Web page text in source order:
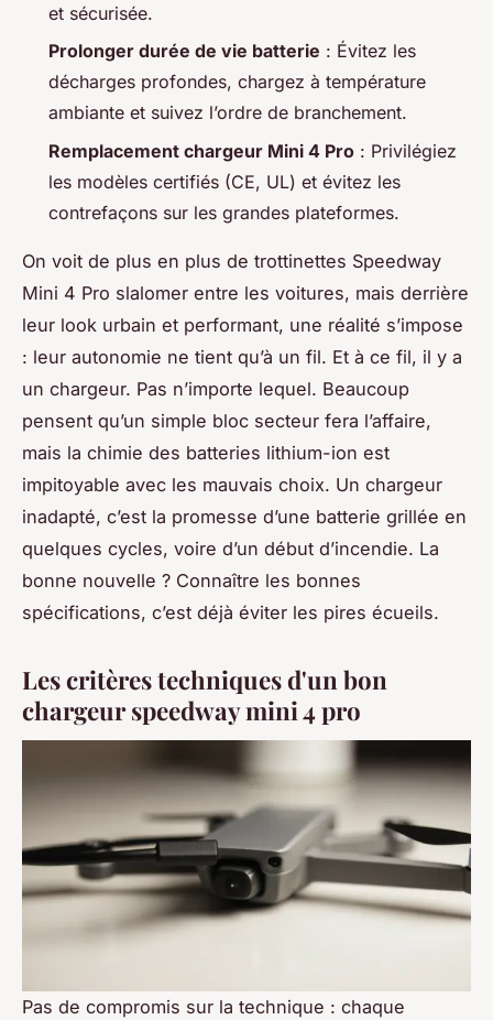
et sécurisée.
Prolonger durée de vie batterie : Évitez les
décharges profondes, chargez à température
ambiante et suivez l’ordre de branchement.
Remplacement chargeur Mini 4 Pro : Privilégiez
les modèles certifiés (CE, UL) et évitez les
contrefaçons sur les grandes plateformes.
On voit de plus en plus de trottinettes Speedway
Mini 4 Pro slalomer entre les voitures, mais derrière
leur look urbain et performant, une réalité s’impose
: leur autonomie ne tient qu’à un fil. Et à ce fil, il y a
un chargeur. Pas n’importe lequel. Beaucoup
pensent qu’un simple bloc secteur fera l’affaire,
mais la chimie des batteries lithium-ion est
impitoyable avec les mauvais choix. Un chargeur
inadapté, c’est la promesse d’une batterie grillée en
quelques cycles, voire d’un début d’incendie. La
bonne nouvelle ? Connaître les bonnes
spécifications, c’est déjà éviter les pires écueils.
Les critères techniques d'un bon
chargeur speedway mini 4 pro
Pas de compromis sur la technique : chaque